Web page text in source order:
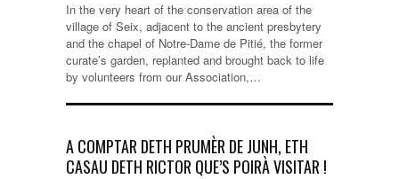
In the very heart of the conservation area of the
village of Seix, adjacent to the ancient presbytery
and the chapel of Notre-Dame de Pitié, the former
curate’s garden, replanted and brought back to life
by volunteers from our Association,…
A COMPTAR DETH PRUMÈR DE JUNH, ETH
CASAU DETH RICTOR QUE’S POIRÀ VISITAR !